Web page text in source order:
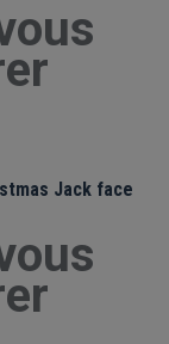
Jack face